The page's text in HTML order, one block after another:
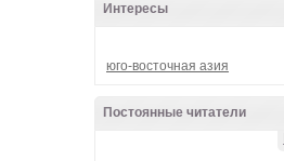
Интересы
юго-восточная азия
Постоянные читатели